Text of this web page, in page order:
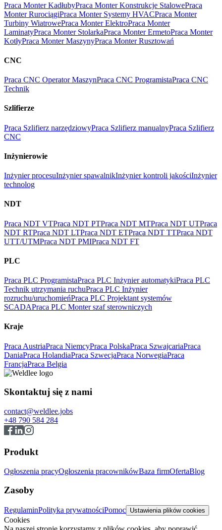
Praca Monter KadłubyPraca Monter Konstrukcje StalowePraca
Monter RurociągiPraca Monter Systemy HVACPraca Monter
Turbiny WiatrowePraca Monter ElektroPraca Monter
LaminatyPraca Monter StolarkaPraca Monter ErmetoPraca Monter
KotłyPraca Monter MaszynyPraca Monter Rusztowań
CNC
Praca CNC Operator MaszynPraca CNC ProgramistaPraca CNC
Technik
Szlifierze
Praca Szlifierz narzędziowyPraca Szlifierz manualnyPraca Szlifierz
CNC
Inżynierowie
Inżynier procesuInżynier spawalnikInżynier kontroli jakościInżynier
technolog
NDT
Praca NDT VTPraca NDT PTPraca NDT MTPraca NDT UTPraca
NDT RTPraca NDT LTPraca NDT ETPraca NDT TTPraca NDT
UTT/UTMPraca NDT PMIPraca NDT FT
PLC
Praca PLC ProgramistaPraca PLC Inżynier automatykiPraca PLC
Technik utrzymania ruchuPraca PLC Inżynier
rozruchu/uruchomieńPraca PLC Projektant systemów
SCADAPraca PLC Monter szaf sterowniczych
Kraje
Praca AustriaPraca NiemcyPraca PolskaPraca SzwajcariaPraca
DaniaPraca HolandiaPraca SzwecjaPraca NorwegiaPraca
FrancjaPraca Belgia
Skontaktuj się z nami
contact@weldlee.jobs
+48 790 584 284
Produkt
Ogłoszenia pracyOgłoszenia pracownikówBaza firmOfertaBlog
Zasoby
RegulaminPolityka prywatnościPomoc Ustawienia plików cookies
Cookies